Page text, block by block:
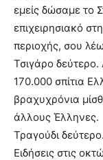
εμείς δώσαμε το
επιχειρησιακό
περιοχής, σου
Τσιγάρο
170.000 σπίτια
βραχυχρόνια
άλλους Έλληνες.
Τραγούδι
Ειδήσεις στις